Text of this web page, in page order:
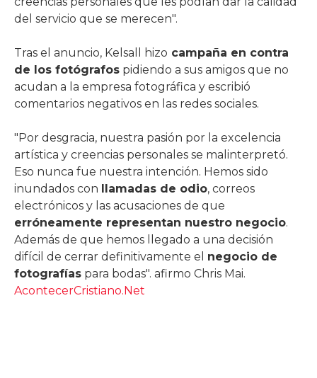
del servicio que se merecen".
Tras el anuncio, Kelsall hizo campaña en contra
de los fotógrafos pidiendo a sus amigos que no
acudan a la empresa fotográfica y escribió
comentarios negativos en las redes sociales.
"Por desgracia, nuestra pasión por la excelencia
artística y creencias personales se malinterpretó.
Eso nunca fue nuestra intención. Hemos sido
inundados con llamadas de odio, correos
electrónicos y las acusaciones de que
erróneamente representan nuestro negocio.
Además de que hemos llegado a una decisión
difícil de cerrar definitivamente el negocio de
fotografías para bodas". afirmo Chris Mai.
AcontecerCristiano.Net